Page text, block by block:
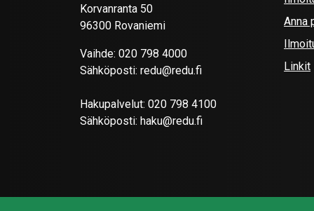
Korvanranta 50
96300 Rovaniemi
Vaihde: 020 798 4000
Sähköposti: redu@redu.fi
Hakupalvelut: 020 798 4100
Sähköposti: haku@redu.fi
Anna
Linkit